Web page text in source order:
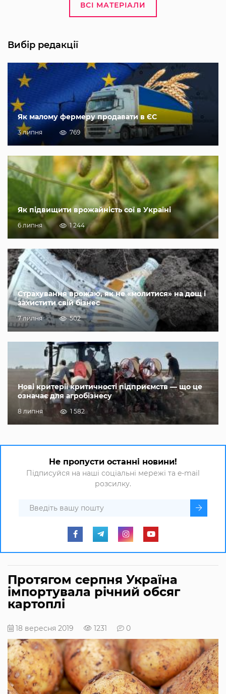
ВСІ МАТЕРІАЛИ
Вибір редакції
Як малому фермеру продавати в ЄС
3 липня 769
Як підвищити врожайність сої в Україні
6 липня 1 244
Страхування врожаю, як не «молитися» на дощ і
захистити свій бізнес
7 липня 502
Нові критерії критичності підприємств — що це
означає для агробізнесу
8 липня 1 582
Не пропусти останні новини!
Підписуйся на наші соціальні мережі та e-mail
розсилку.
Протягом серпня Україна
імпортувала річний обсяг
картоплі
18 вересня 2019 1231 0